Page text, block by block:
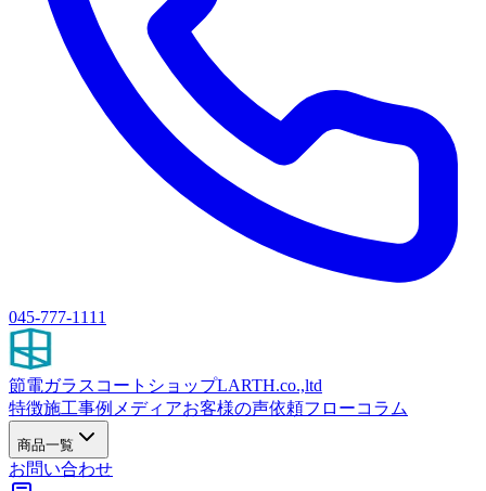
045-777-1111
節電ガラスコートショップLARTH.co.,ltd
特徴施工事例 メディアお客様の声依頼フローコラム
商品一覧
お問い合わせ